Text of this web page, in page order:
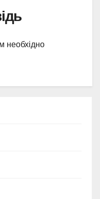
необхідно